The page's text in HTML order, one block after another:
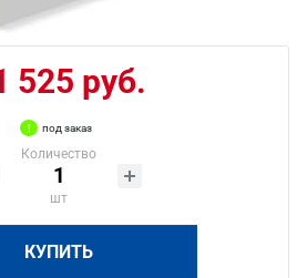
525 руб.
под заказ
Количество
шт
КУПИТЬ